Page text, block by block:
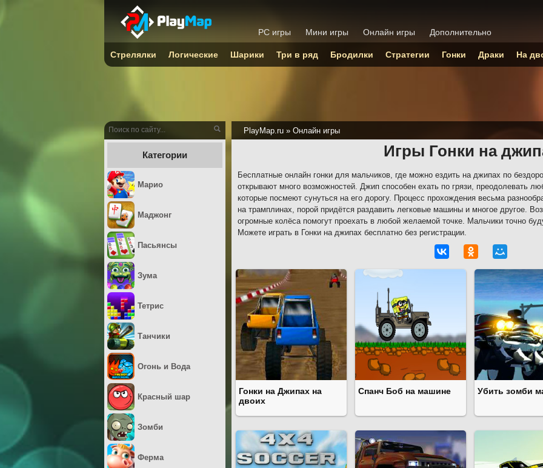
PlayMap.ru » Онлайн игры
Игры Гонки на
Бесплатные онлайн гонки для мальчиков, где можно ездить на джипах по
открывают много возможностей. Джип способен ехать по грязи, преодолевать
которые посмеют сунуться на его дорогу. Процесс прохождения весьма
на трамплинах, порой придётся раздавить легковые машины и многое другое.
огромные колёса помогут проехать в любой желаемой точке. Мальчики точно
Можете играть в Гонки на джипах бесплатно без регистрации.
Гонки на Джипах на
двоих
Спанч Боб на машине Убить зомби
Категории
Марио
Маджонг
Пасьянсы
Зума
Тетрис
Танчики
Огонь и Вода
Красный шар
Зомби
Ферма
PC игры Мини игры Онлайн игры Дополнительно
Стрелялки Логические Шарики Три в ряд Бродилки Стратегии Гонки Драки На